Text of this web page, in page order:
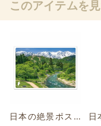
このアイテムを
日本の絶景ポストカード ～夏～ 北アルプス/長野